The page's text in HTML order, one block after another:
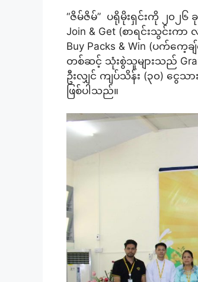
“ဇိမ်ဇိမ်” ပရိုမိုးရှင်းကို ၂၀၂၆
Join & Get (စာရင်းသွင်းကာ
Buy Packs & Win (ပက်က
တစ်ဆင့် သုံးစွဲသူများသည်
ဦးလျှင် ကျပ်သိန်း (၃၀) ငွေသာ
ဖြစ်ပါသည်။